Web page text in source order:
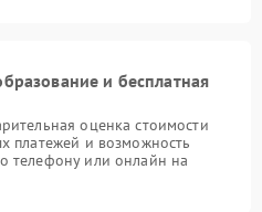
и бесплатная
оценка стоимости
платежей и возможность
телефону или онлайн на